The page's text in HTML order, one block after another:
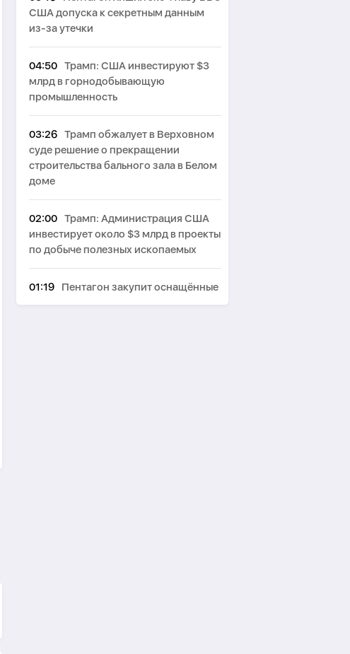
США допуска к секретным данным
из-за утечки
04:50 Трамп: США инвестируют $3
млрд в горнодобывающую
промышленность
03:26 Трамп обжалует в Верховном
суде решение о прекращении
строительства бального зала в Белом
доме
02:00 Трамп: Администрация США
инвестирует около $3 млрд в проекты
по добыче полезных ископаемых
01:19
Пентагон закупит оснащённые
лазерами системы борьбы с дронами